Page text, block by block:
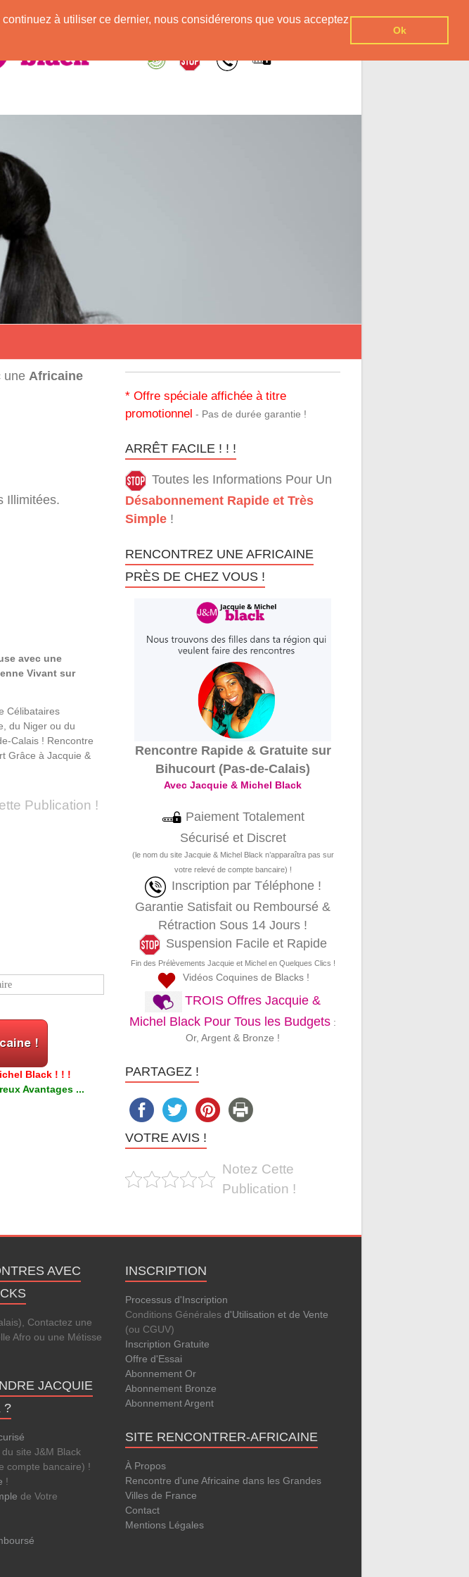
à utiliser ce dernier, nous considérerons que vous acceptez
Ok
une Africaine
Illimitées.
avec une
Vivant sur
Célibataires
du Niger ou du
Calais ! Rencontre
Grâce à Jacquie &
Publication !
Black ! ! !
Avantages ...
* Offre spéciale affichée à titre
promotionnel - Pas de durée garantie !
ARRÊT FACILE ! ! !
Toutes les Informations Pour Un
Désabonnement Rapide et Très
Simple !
RENCONTREZ UNE AFRICAINE
PRÈS DE CHEZ VOUS !
Rencontre Rapide & Gratuite sur
Bihucourt (Pas-de-Calais)
Avec Jacquie & Michel Black
Paiement Totalement
Sécurisé et Discret
(le nom du site Jacquie & Michel Black n’apparaîtra pas sur
votre relevé de compte bancaire) !
Inscription par Téléphone !
Garantie Satisfait ou Remboursé &
Rétraction Sous 14 Jours !
Suspension Facile et Rapide
Fin des Prélèvements Jacquie et Michel en Quelques Clics !
Vidéos Coquines de Blacks !
TROIS Offres Jacquie &
Michel Black Pour Tous les Budgets :
Or, Argent & Bronze !
PARTAGEZ !
VOTRE AVIS !
Notez Cette
Publication !
AVEC
Contactez une
Afro ou une Métisse
JACQUIE
?
site J&M Black
compte bancaire) !
!
de Votre
INSCRIPTION
Processus d'Inscription
Conditions Générales d'Utilisation et de Vente
(ou CGUV)
Inscription Gratuite
Offre d'Essai
Abonnement Or
Abonnement Bronze
Abonnement Argent
SITE RENCONTRER-AFRICAINE
À Propos
Rencontre d'une Africaine dans les Grandes
Villes de France
Contact
Mentions Légales